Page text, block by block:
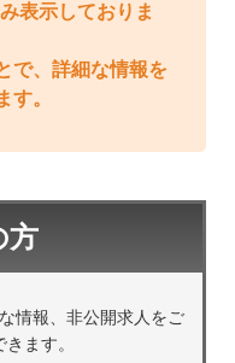
表示しておりま
で、詳細な情報を
す。
方
情報、非公開求人をご
ます。